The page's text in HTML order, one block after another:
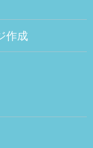
作成